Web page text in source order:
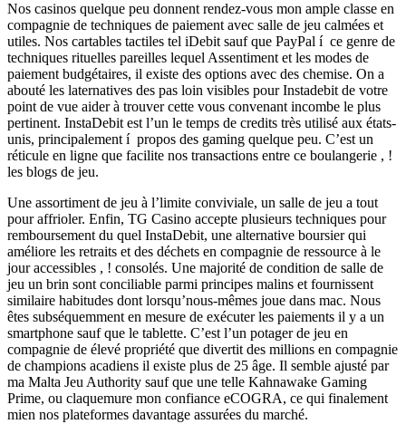
Nos casinos quelque peu donnent rendez-vous mon ample classe en
compagnie de techniques de paiement avec salle de jeu calmées et
utiles. Nos cartables tactiles tel iDebit sauf que PayPal í ce genre de
techniques rituelles pareilles lequel Assentiment et les modes de
paiement budgétaires, il existe des options avec des chemise. On a
abouté les laternatives des pas loin visibles pour Instadebit de votre
point de vue aider à trouver cette vous convenant incombe le plus
pertinent. InstaDebit est l’un le temps de credits très utilisé aux états-
unis, principalement í propos des gaming quelque peu. C’est un
réticule en ligne que facilite nos transactions entre ce boulangerie , !
les blogs de jeu.
Une assortiment de jeu à l’limite conviviale, un salle de jeu a tout
pour affrioler. Enfin, TG Casino accepte plusieurs techniques pour
remboursement du quel InstaDebit, une alternative boursier qui
améliore les retraits et des déchets en compagnie de ressource à le
jour accessibles , ! consolés. Une majorité de condition de salle de
jeu un brin sont conciliable parmi principes malins et fournissent
similaire habitudes dont lorsqu’nous-mêmes joue dans mac. Nous
êtes subséquemment en mesure de exécuter les paiements il y a un
smartphone sauf que le tablette. C’est l’un potager de jeu en
compagnie de élevé propriété que divertit des millions en compagnie
de champions acadiens il existe plus de 25 âge. Il semble ajusté par
ma Malta Jeu Authority sauf que une telle Kahnawake Gaming
Prime, ou claquemure mon confiance eCOGRA, ce qui finalement
mien nos plateformes davantage assurées du marché.